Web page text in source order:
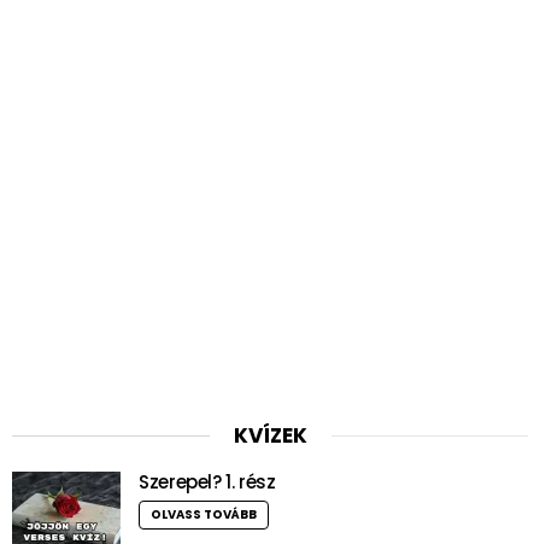
KVÍZEK
Szerepel? 1. rész
OLVASS TOVÁBB